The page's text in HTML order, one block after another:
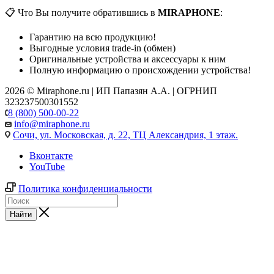
📋 Что Вы получите обратившись в MIRAPHONE:
Гарантию на всю продукцию!
Выгодные условия trade-in (обмен)
Оригинальные устройства и аксессуары к ним
Полную информацию о происхождении устройства!
2026 © Miraphone.ru | ИП Папазян А.А. | ОГРНИП
323237500301552
8 (800) 500-00-22
info@miraphone.ru
Сочи, ул. Московская, д. 22, ТЦ Александрия, 1 этаж.
Вконтакте
YouTube
Политика конфиденциальности
Найти